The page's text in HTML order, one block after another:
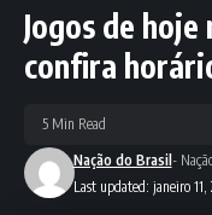
Jogos de hoje
confira
Last updated: janeiro 11,
Nação do Brasil-
5 Min Read